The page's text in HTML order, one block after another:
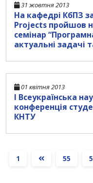
31 жовтня 2013
На кафедрі КбПЗ
Projects пройшов
семінар
актуальні задачі
01 квітня 2013
І Всеукраїнська
конференція
КНТУ
1 55